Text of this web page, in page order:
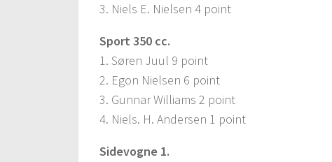
3. Niels E. Nielsen 4 point
Sport 350 cc.
1. Søren Juul 9 point
2. Egon Nielsen 6 point
3. Gunnar Williams 2 point
4. Niels. H. Andersen 1 point
Sidevogne 1.